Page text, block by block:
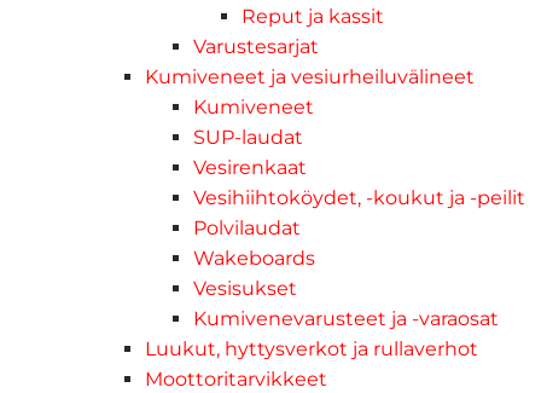
Reput ja kassit
Varustesarjat
Kumiveneet ja vesiurheiluvälineet
Kumiveneet
SUP-laudat
Vesirenkaat
Vesihiihtoköydet, -koukut ja -peilit
Polvilaudat
Wakeboards
Vesisukset
Kumivenevarusteet ja -varaosat
Luukut, hyttysverkot ja rullaverhot
Moottoritarvikkeet